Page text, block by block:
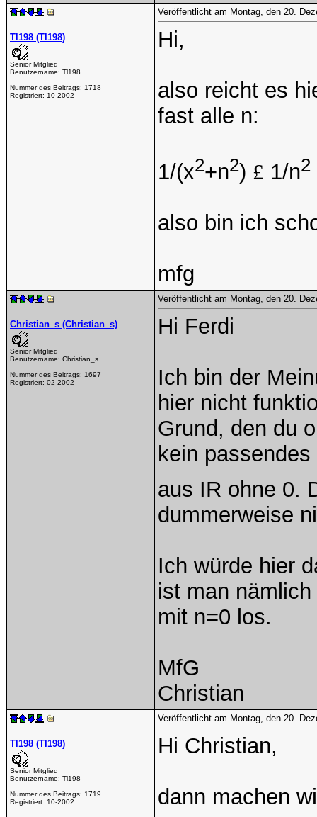
Tl198 (Tl198)
Senior Mitglied
Benutzername: Tl198
Nummer des Beitrags: 1718
Registriert: 10-2002
Veröffentlicht am Montag, den 20.
Hi,
also reicht es
fast alle n:
1/(x2+n2) £ 1/n2
also bin ich
mfg
Christian_s (Christian_s)
Senior Mitglied
Benutzername: Christian_s
Nummer des Beitrags: 1697
Registriert: 02-2002
Veröffentlicht am Montag, den 20.
Hi Ferdi
Ich bin der
hier nicht
Grund, den du
kein passendes
aus IR ohne 0.
dummerweise
Ich würde hier
ist man
mit n=0 los.
MfG
Christian
Tl198 (Tl198)
Senior Mitglied
Benutzername: Tl198
Nummer des Beitrags: 1719
Registriert: 10-2002
Veröffentlicht am Montag, den 20.
Hi Christian,
dann machen